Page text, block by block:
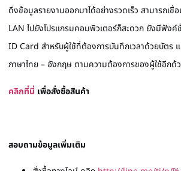
ดึงข้อมูลรายงานออกมาได้อย่างรวดเร็ว สามารถเ
LAN ไปยังโปรแกรมคอมพิวเตอร์ก็สะดวก ยังมีฟัง
ID Card สำหรับผู้ใช้ที่ต้องการบันทึกเวลาด้วยบัตร
ภาษาไทย – อังกฤษ ตามความต้องการของผู้ใช้อีกด้
คลิกที่นี่ เพื่อสั่งซื้อสินค้า
สอบถามข้อมูลเพิ่มเติม